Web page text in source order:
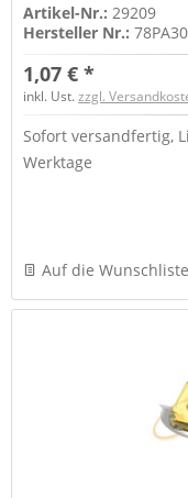
Artikel-Nr.: 29209
Hersteller Nr.:
1,07 € *
inkl. Ust.zzgl.
Sofort versandfertig,
Werktage
Auf die Wunschliste